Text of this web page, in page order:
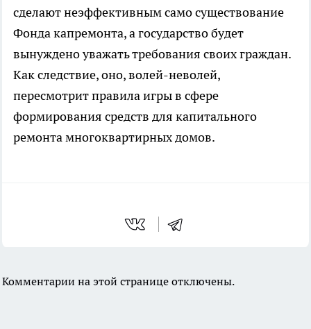
сделают неэффективным само существование
Фонда капремонта, а государство будет
вынуждено уважать требования своих граждан.
Как следствие, оно, волей-неволей,
пересмотрит правила игры в сфере
формирования средств для капитального
ремонта многоквартирных домов.
Комментарии на этой странице отключены.